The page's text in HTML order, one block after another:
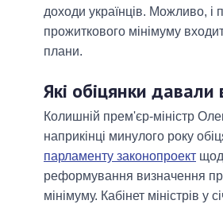
доходи українців. Можливо, і
прожиткового мінімуму
плани.
Які обіцянки давали
Колишній прем'єр-міністр
наприкінці минулого року
парламенту законопроект
реформування визначення
мінімуму. Кабінет міністрів у